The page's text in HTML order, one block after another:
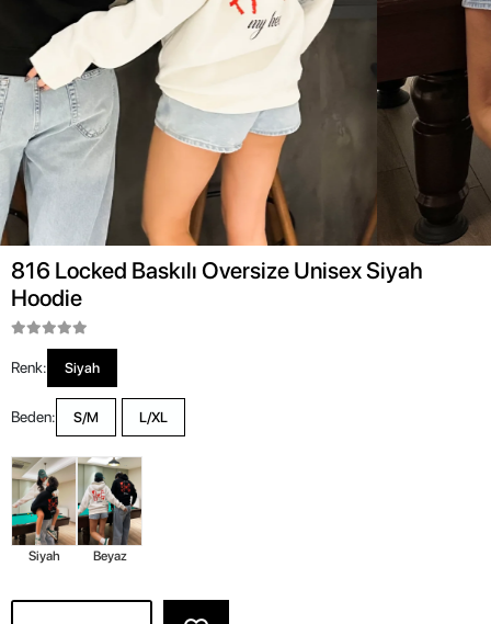
816 Locked Baskılı Oversize Unisex Siyah
Hoodie
Renk: Siyah
Beden: S/M L/XL
Siyah Beyaz